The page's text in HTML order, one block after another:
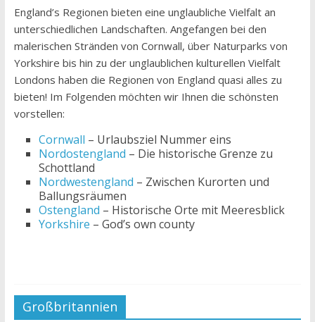
England’s Regionen bieten eine unglaubliche Vielfalt an
unterschiedlichen Landschaften. Angefangen bei den
malerischen Stränden von Cornwall, über Naturparks von
Yorkshire bis hin zu der unglaublichen kulturellen Vielfalt
Londons haben die Regionen von England quasi alles zu
bieten! Im Folgenden möchten wir Ihnen die schönsten
vorstellen:
Cornwall – Urlaubsziel Nummer eins
Nordostengland – Die historische Grenze zu
Schottland
Nordwestengland – Zwischen Kurorten und
Ballungsräumen
Ostengland – Historische Orte mit Meeresblick
Yorkshire – God’s own county
Großbritannien